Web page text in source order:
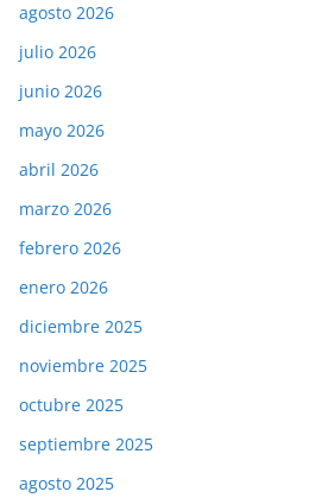
agosto 2026
julio 2026
junio 2026
mayo 2026
abril 2026
marzo 2026
febrero 2026
enero 2026
diciembre 2025
noviembre 2025
octubre 2025
septiembre 2025
agosto 2025